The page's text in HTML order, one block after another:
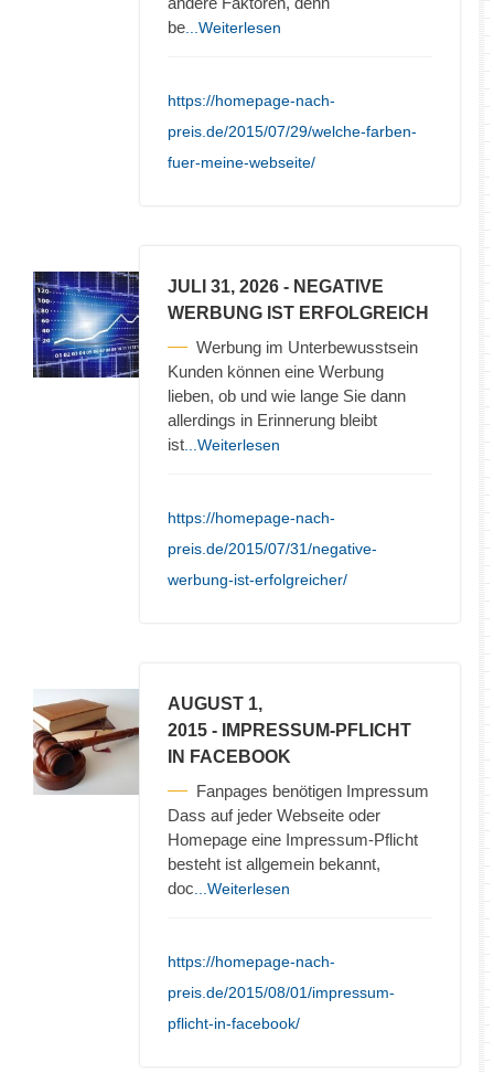
be ...Weiterlesen
https://homepage-nach-
preis.de/2015/07/29/welche-farben-
fuer-meine-webseite/
JULI 31, 2026 - NEGATIVE
WERBUNG IST ERFOLGREICH
Werbung im Unterbewusstsein
Kunden können eine Werbung
lieben, ob und wie lange Sie dann
allerdings in Erinnerung bleibt
ist ...Weiterlesen
https://homepage-nach-
preis.de/2015/07/31/negative-
werbung-ist-erfolgreicher/
AUGUST 1,
2015 - IMPRESSUM-PFLICHT
IN FACEBOOK
Fanpages benötigen Impressum
Dass auf jeder Webseite oder
Homepage eine Impressum-Pflicht
besteht ist allgemein bekannt,
doc ...Weiterlesen
https://homepage-nach-
preis.de/2015/08/01/impressum-
pflicht-in-facebook/